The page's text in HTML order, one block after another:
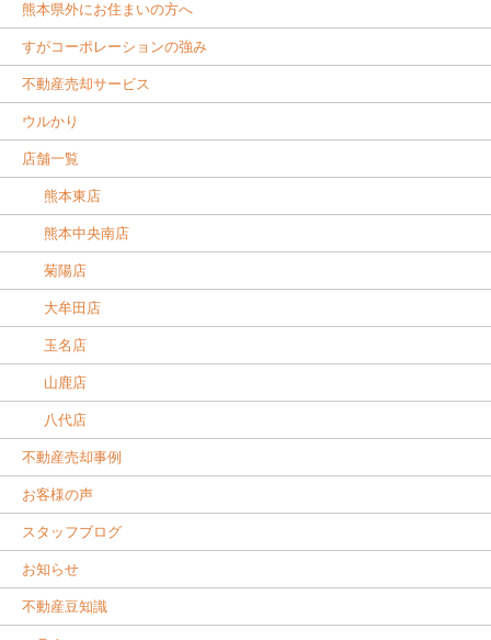
熊本県外にお住まいの方へ
すがコーポレーションの強み
不動産売却サービス
ウルかり
店舗一覧
熊本東店
熊本中央南店
菊陽店
大牟田店
玉名店
山鹿店
八代店
不動産売却事例
お客様の声
スタッフブログ
お知らせ
不動産豆知識